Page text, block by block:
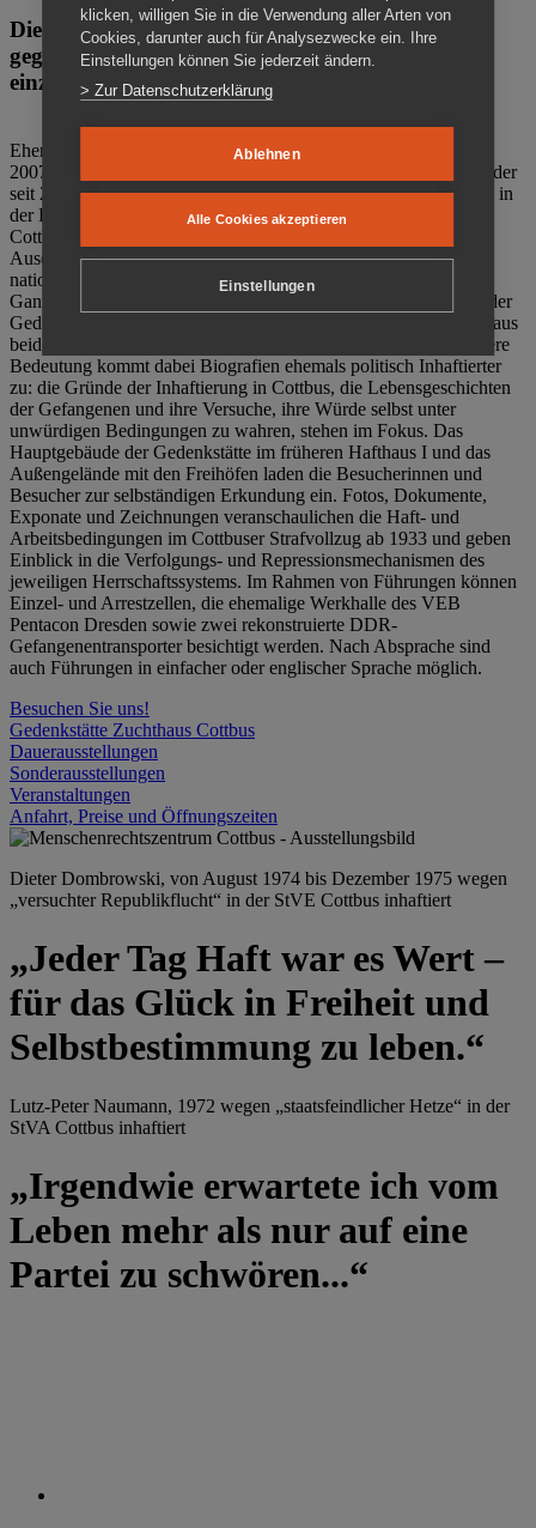
Die Gedenkstätte Zuchthaus Cottbus ist ein Ort
gegen das Vergessen. Anschaulich, nah und
einzigartig.
Ehemalige politische Häftlinge der DDR gründeten im Oktober
2007 den Verein Menschenrechtszentrum Cottbus e. V. (MRZ), der
seit 2011 Eigentümer des ehemaligen Gefängnisses (1860-2002) in
der Bautzener Straße und Träger der Gedenkstätte Zuchthaus
Cottbus ist. Im Zentrum der Arbeit der Gedenkstätte steht die
Auseinandersetzung mit politischem Unrecht während der
nationalsozialistischen Terrorherrschaft und der SED-Diktatur.
Ganzjährig zeigen mehrere Dauer- und Sonderausstellungen in der
Gedenkstätte Zuchthaus Cottbus Beispiele politischen Unrechts aus
beiden deutschen Diktaturen des 20. Jahrhunderts. Eine besondere
Bedeutung kommt dabei Biografien ehemals politisch Inhaftierter
zu: die Gründe der Inhaftierung in Cottbus, die Lebensgeschichten
der Gefangenen und ihre Versuche, ihre Würde selbst unter
unwürdigen Bedingungen zu wahren, stehen im Fokus. Das
Hauptgebäude der Gedenkstätte im früheren Hafthaus I und das
Außengelände mit den Freihöfen laden die Besucherinnen und
Besucher zur selbständigen Erkundung ein. Fotos, Dokumente,
Exponate und Zeichnungen veranschaulichen die Haft- und
Arbeitsbedingungen im Cottbuser Strafvollzug ab 1933 und geben
Einblick in die Verfolgungs- und Repressionsmechanismen des
jeweiligen Herrschaftssystems. Im Rahmen von Führungen können
Einzel- und Arrestzellen, die ehemalige Werkhalle des VEB
Pentacon Dresden sowie zwei rekonstruierte DDR-
Gefangenentransporter besichtigt werden. Nach Absprache sind
auch Führungen in einfacher oder englischer Sprache möglich.
Besuchen Sie uns!
Gedenkstätte Zuchthaus Cottbus
Dauerausstellungen
Sonderausstellungen
Veranstaltungen
Anfahrt, Preise und Öffnungszeiten
Dieter Dombrowski, von August 1974 bis Dezember 1975 wegen
„versuchter Republikflucht“ in der StVE Cottbus inhaftiert
„Jeder Tag Haft war es Wert –
für das Glück in Freiheit und
Selbstbestimmung zu leben.“
Lutz-Peter Naumann, 1972 wegen „staatsfeindlicher Hetze“ in der
StVA Cottbus inhaftiert
„Irgendwie erwartete ich vom
Leben mehr als nur auf eine
Partei zu schwören...“
klicken, willigen Sie in die Verwendung aller Arten von
Cookies, darunter auch für Analysezwecke ein. Ihre
Einstellungen können Sie jederzeit ändern.
> Zur Datenschutzerklärung
Ablehnen
Alle Cookies akzeptieren
Einstellungen